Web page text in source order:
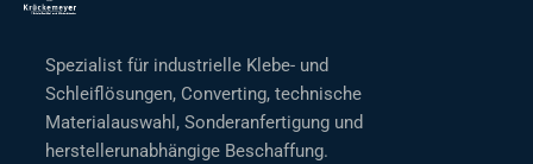
Spezialist für industrielle Klebe- und
Schleiflösungen, Converting, technische
Materialauswahl, Sonderanfertigung und
herstellerunabhängige Beschaffung.